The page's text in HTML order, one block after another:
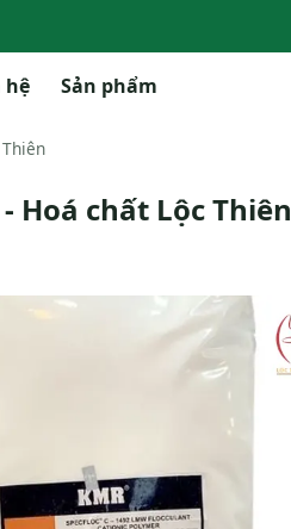
hệ Sản phẩm
Hoá chất Lộc Thiên